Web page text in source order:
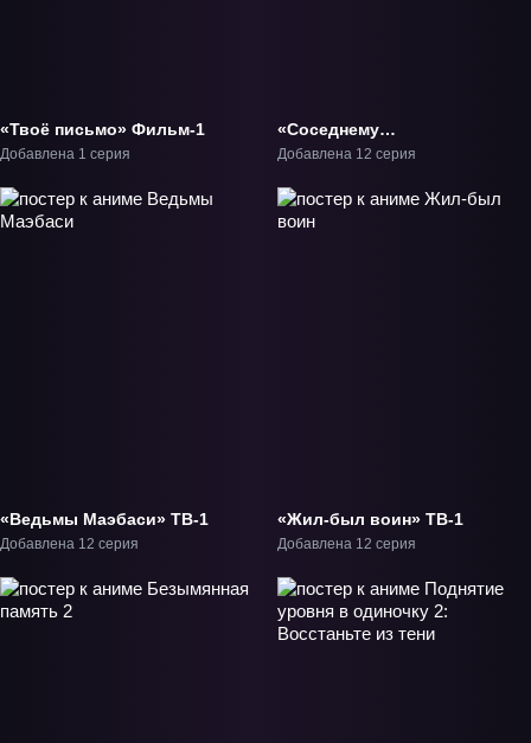
«Твоё письмо» Фильм-1
Добавлена 1 серия
«Соседнему
королевству продали
которой разорвали из-
за того, что она стала
Добавлена 12 серия
«Ведьмы Маэбаси» ТВ-1
Добавлена 12 серия
«Жил-был воин» ТВ-1
Добавлена 12 серия